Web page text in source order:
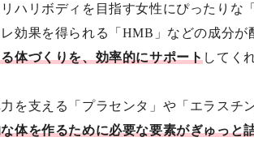
ハリボディを目指す女性にぴったりな
効果を得られる「HMB」などの成分が
体づくりを、効率的にサポートしてく
を支える「プラセンタ」や「エラスチ
体を作るために必要な要素がぎゅっと